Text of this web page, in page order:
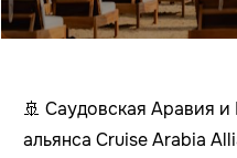
🚢 Саудовская Аравия и
альянса Cruise Arabia